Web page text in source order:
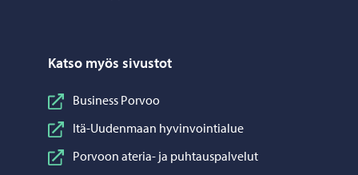
Katso myös sivustot
Business Porvoo
Itä-Uudenmaan hyvinvointialue
Porvoon ateria- ja puhtauspalvelut